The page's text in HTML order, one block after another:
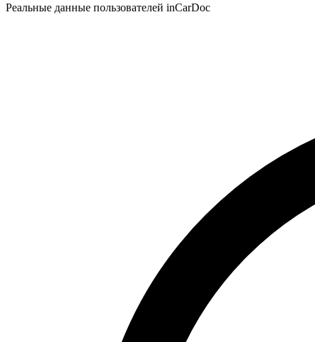
Реальные данные пользователей inCarDoc